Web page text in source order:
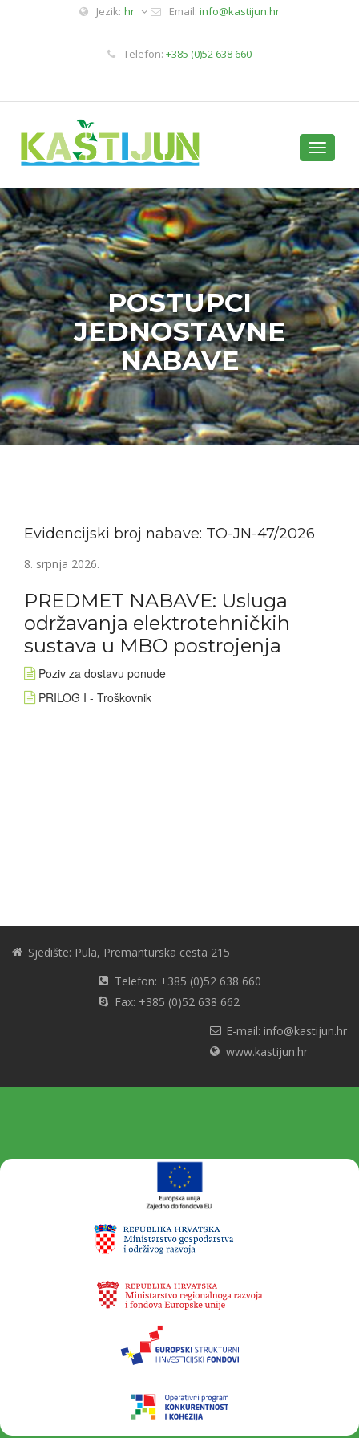
Jezik: hr Email: info@kastijun.hr
Telefon: +385 (0)52 638 660
Toggle
POSTUPCI
JEDNOSTAVNE
NABAVE
Evidencijski broj nabave: TO-JN-47/2026
8. srpnja 2026.
PREDMET NABAVE: Usluga
održavanja elektrotehničkih
sustava u MBO postrojenja
Poziv za dostavu ponude
PRILOG I - Troškovnik
Sjedište: Pula, Premanturska cesta 215
Telefon: +385 (0)52 638 660
Fax: +385 (0)52 638 662
E-mail: info@kastijun.hr
www.kastijun.hr